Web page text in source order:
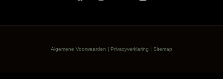
Algemene Voorwaarden | Privacyverklaring | Sitemap